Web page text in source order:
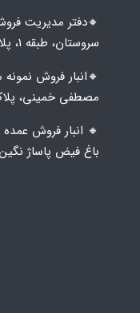
🔸️​​دفتر مدیریت
سروستان، طبقه 1، پلاک 54
🔸️​​انبار فروش
مصطفی خمینی، پلاک
🔸️ انبار فروش
باغ فیض پاساژ